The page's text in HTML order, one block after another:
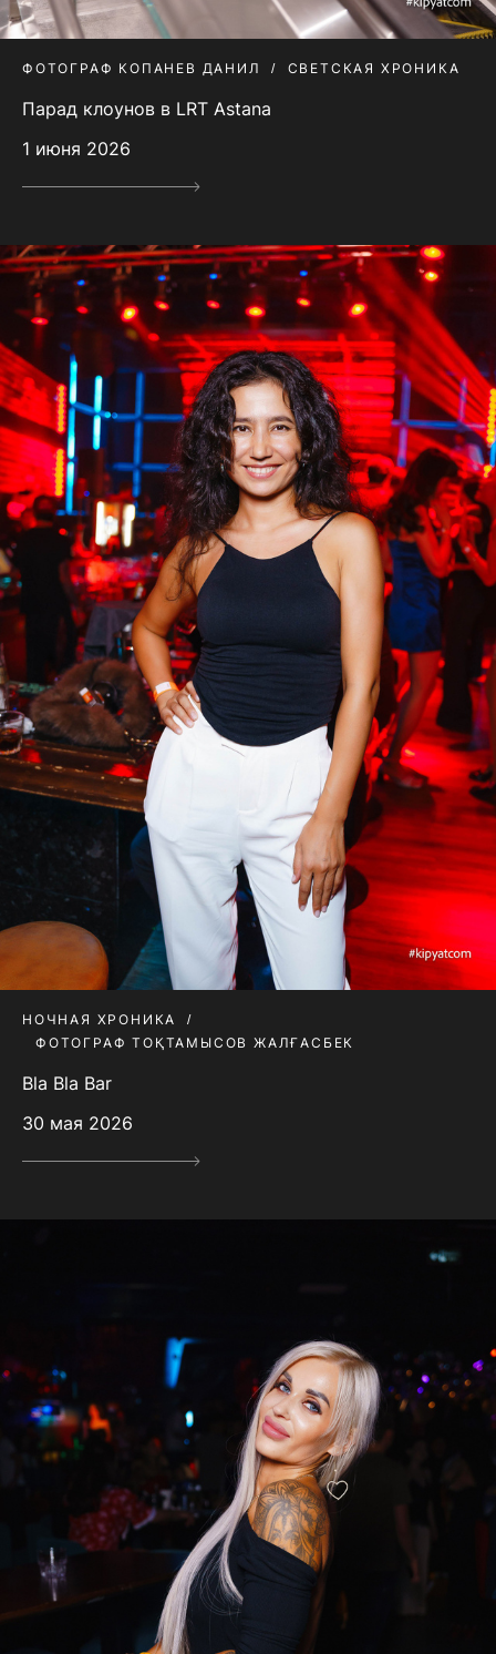
ФОТОГРАФ КОПАНЕВ ДАНИЛ СВЕТСКАЯ ХРОНИКА
Парад клоунов в LRT Astana
1 июня 2026
НОЧНАЯ ХРОНИКА
ФОТОГРАФ ТОҚТАМЫСОВ ЖАЛҒАСБЕК
Bla Bla Bar
30 мая 2026